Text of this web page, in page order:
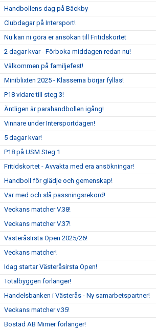
Handbollens dag på Bäckby
Clubdagar på Intersport!
Nu kan ni göra er ansökan till Fritidskortet
2 dagar kvar - Förboka middagen redan nu!
Välkommen på familjefest!
Miniblixten 2025 - Klasserna börjar fyllas!
P18 vidare till steg 3!
Äntligen är parahandbollen igång!
Vinnare under Intersportdagen!
5 dagar kvar!
P18 på USM Steg 1
Fritidskortet - Avvakta med era ansökningar!
Handboll för glädje och gemenskap!
Var med och slå passningsrekord!
Veckans matcher V.38!
Veckans matcher V.37!
VästeråsIrsta Open 2025/26!
Veckans matcher!
Idag startar Västeråsirsta Open!
Totalbyggen förlänger!
Handelsbanken i Västerås - Ny samarbetspartner!
Veckans matcher v.35!
Bostad AB Mimer förlänger!